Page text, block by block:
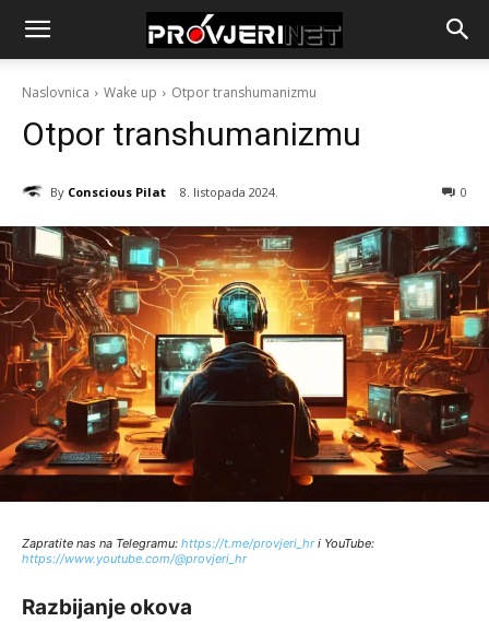
Naslovnica Wake up Otpor transhumanizmu
Otpor transhumanizmu
By Conscious Pilat 8. listopada 2024. 0
Zapratite nas na Telegramu: https://t.me/provjeri_hri YouTube:
https://www.youtube.com/@provjeri_hr
Razbijanje okova